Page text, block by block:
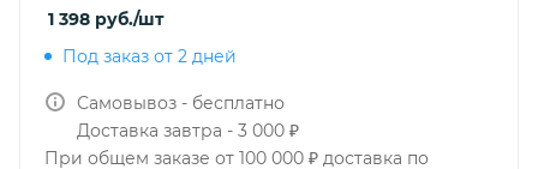
1 398 руб./шт
Под заказ от 2 дней
Самовывоз - бесплатно
Доставка завтра - 3 000 ₽
При общем заказе от 100 000 ₽ доставка по